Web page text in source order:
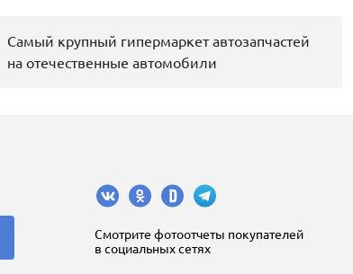
Самый крупный гипермаркет автозапчастей
на отечественные автомобили
Cмотрите фотоотчеты покупателей
в социальных сетях